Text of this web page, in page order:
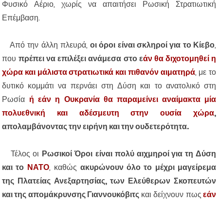
Φυσικό Αέριο, χωρίς να απαιτήσει Ρωσική Στρατιωτική
Επέμβαση.
Από την άλλη πλευρά,οι όροι είναι σκληροί για το Κίεβο,
πουπρέπει να επιλέξει ανάμεσα στο εάν θα διχοτομηθεί η
χώρα και μάλιστα στρατιωτικά και πιθανόν αιματηρά, με το
δυτικό κομμάτι να περνάει στη Δύση και το ανατολικό στη
Ρωσία ή εάν η Ουκρανία θα παραμείνει αναίμακτα μία
πολυεθνική και αδέσμευτη στην ουσία χώρα,
απολαμβάνοντας την ειρήνη και την ουδετερότητα.
Τέλος οι Ρωσικοί Όροι είναι πολύ αιχμηροί για τη Δύση
και το ΝΑΤΟ, καθώς ακυρώνουν όλο το μέχρι μαγείρεμα
της Πλατείας Ανεξαρτησίας, των Ελεύθερων Σκοπευτών
και της απομάκρυνσης Γιαννουκόβιτς και δείχνουν πωςεάν